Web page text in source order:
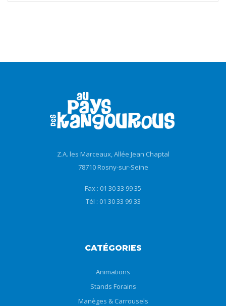
Z.A. les Marceaux, Allée Jean Chaptal
78710 Rosny-sur-Seine
Fax : 01 30 33 99 35
Tél : 01 30 33 99 33
CATÉGORIES
Animations
Stands Forains
Manèges & Carrousels